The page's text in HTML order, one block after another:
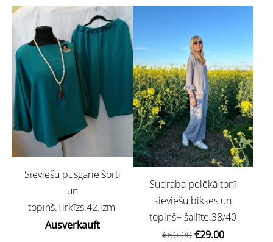
Sieviešu pusgarie šorti
un
topiņš.Tirkīzs.42.izm,
Ausverkauft
Sudraba pelēkā tonī
sieviešu bikses un
topiņš+ šallīte.38/40
€60.00 €29.00